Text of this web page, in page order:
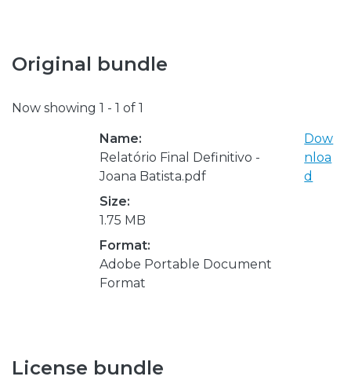
Original bundle
Now showing 1 - 1 of 1
Name:
Relatório Final Definitivo -
Joana Batista.pdf
Size:
1.75 MB
Format:
Adobe Portable Document
Format
Dow
nloa
d
License bundle